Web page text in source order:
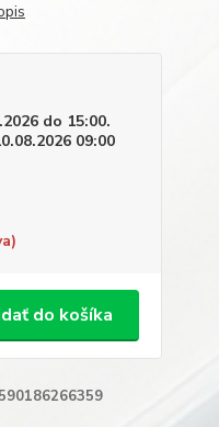
do 15:00.
09:00
do košíka